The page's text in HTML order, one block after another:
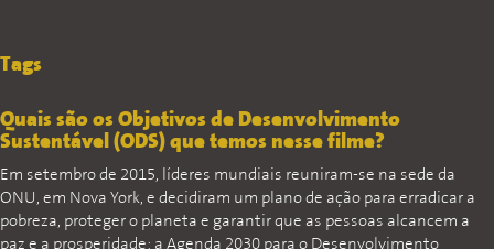
Tags
Quais são os Objetivos de Desenvolvimento
Sustentável (ODS) que temos nesse filme?
Em setembro de 2015, líderes mundiais reuniram-se na sede da
ONU, em Nova York, e decidiram um plano de ação para erradicar a
pobreza, proteger o planeta e garantir que as pessoas alcancem a
paz e a prosperidade: a Agenda 2030 para o Desenvolvimento